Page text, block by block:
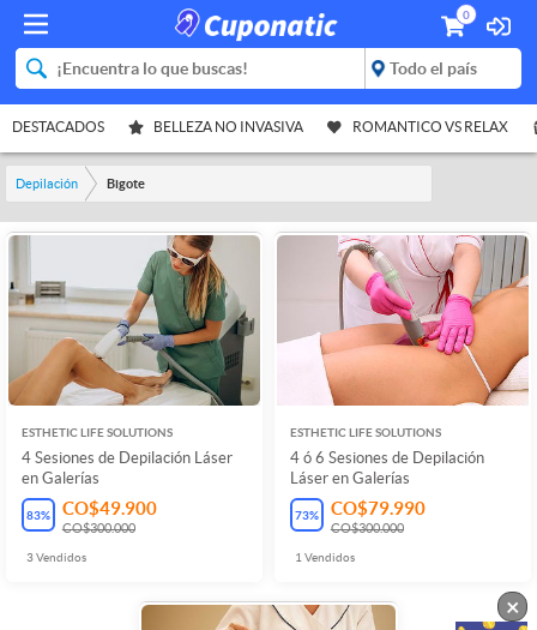
0
DESTACADOS BELLEZA NO INVASIVA ROMANTICO VS RELAX
Depilación Bigote
ESTHETIC LIFE SOLUTIONS
4 Sesiones de Depilación Láser
en Galerías
83% CO$49.900
CO$300.000
3Vendidos
ESTHETIC LIFE SOLUTIONS
4 ó 6 Sesiones de Depilación
Láser en Galerías
73% CO$79.990
CO$300.000
1 Vendidos
×